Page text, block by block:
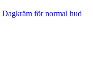
Dagkräm för normal hud